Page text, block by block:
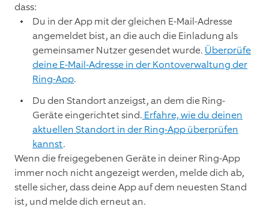
dass:
Du in der App mit der gleichen E-Mail-Adresse
angemeldet bist, an die auch die Einladung als
gemeinsamer Nutzer gesendet wurde. Überprüfe
deine E-Mail-Adresse in der Kontoverwaltung der
Ring-App.
Du den Standort anzeigst, an dem die Ring-
Geräte eingerichtet sind. Erfahre, wie du deinen
aktuellen Standort in der Ring-App überprüfen
kannst.
Wenn die freigegebenen Geräte in deiner Ring-App
immer noch nicht angezeigt werden, melde dich ab,
stelle sicher, dass deine App auf dem neuesten Stand
ist, und melde dich erneut an.